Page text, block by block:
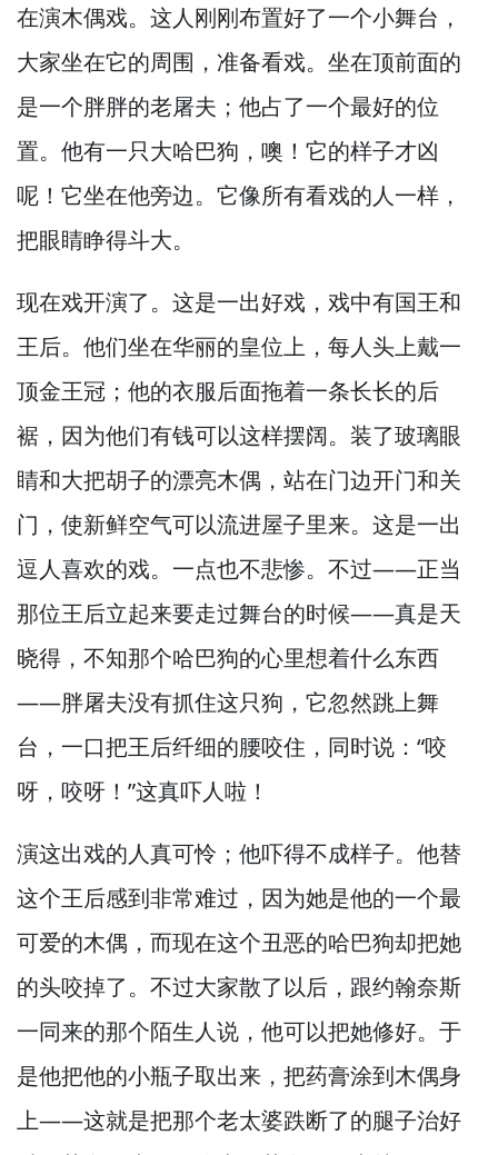
在演木偶戏。 这人刚刚布置好了一个小舞台，
大家坐在它的周围， 准备看戏。 坐在顶前面的
是一个胖胖的老屠夫；他占了一个最好的位
置。 他有一只大哈巴狗， 噢！ 它的样子才凶
呢！ 它坐在他旁边。 它像所有看戏的人一样，
把眼睛睁得斗大。
现在戏开演了。 这是一出好戏， 戏中有国王和
王后。 他们坐在华丽的皇位上， 每人头上戴一
顶金王冠；他的衣服后面拖着一条长长的后
裾， 因为他们有钱可以这样摆阔。 装了玻璃眼
睛和大把胡子的漂亮木偶， 站在门边开门和关
门， 使新鲜空气可以流进屋子里来。 这是一出
逗人喜欢的戏。 一点也不悲惨。 不过——正当
那位王后立起来要走过舞台的时候——真是天
晓得， 不知那个哈巴狗的心里想着什么东西
——胖屠夫没有抓住这只狗， 它忽然跳上舞
台， 一口把王后纤细的腰咬住， 同时说：“咬
呀， 咬呀！”这真吓人啦！
演这出戏的人真可怜；他吓得不成样子。 他替
这个王后感到非常难过， 因为她是他的一个最
可爱的木偶， 而现在这个丑恶的哈巴狗却把她
的头咬掉了。 不过大家散了以后， 跟约翰奈斯
一同来的那个陌生人说， 他可以把她修好。 于
是他把他的小瓶子取出来， 把药膏涂到木偶身
上——这就是把那个老太婆跌断了的腿子治好